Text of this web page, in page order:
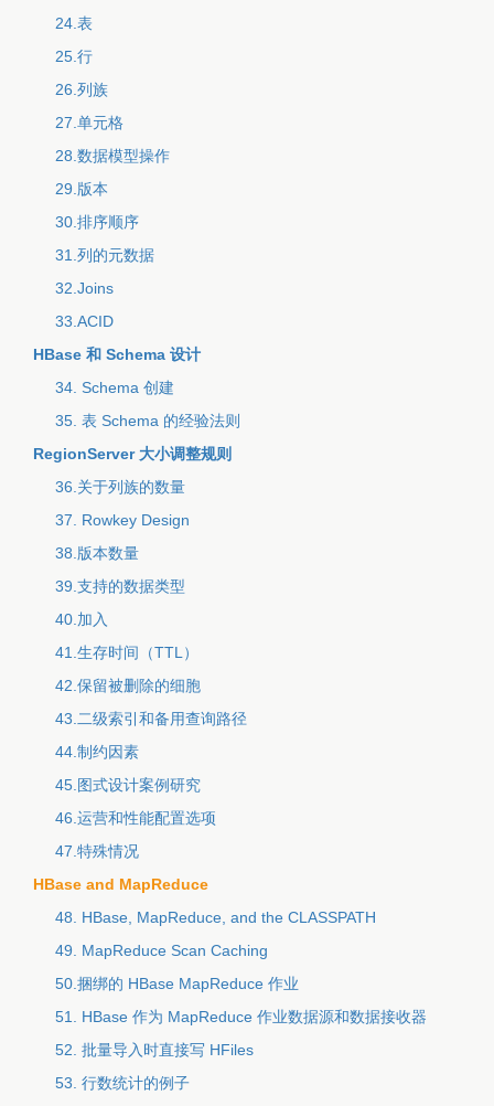
24.表
25.行
26.列族
27.单元格
28.数据模型操作
29.版本
30.排序顺序
31.列的元数据
32.Joins
33.ACID
HBase 和 Schema 设计
34. Schema 创建
35. 表 Schema 的经验法则
RegionServer 大小调整规则
36.关于列族的数量
37. Rowkey Design
38.版本数量
39.支持的数据类型
40.加入
41.生存时间（TTL）
42.保留被删除的细胞
43.二级索引和备用查询路径
44.制约因素
45.图式设计案例研究
46.运营和性能配置选项
47.特殊情况
HBase and MapReduce
48. HBase, MapReduce, and the CLASSPATH
49. MapReduce Scan Caching
50.捆绑的 HBase MapReduce 作业
51. HBase 作为 MapReduce 作业数据源和数据接收器
52. 批量导入时直接写 HFiles
53. 行数统计的例子